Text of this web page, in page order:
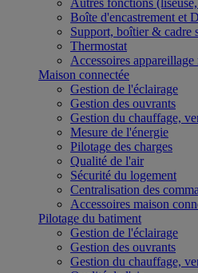
Autres fonctions
Boîte d'encastrement et
Support, boîtier & cadre
Thermostat
Accessoires
Maison connectée
Gestion de l'éclairage
Gestion des ouvrants
Gestion du chauffage,
Mesure de l'énergie
Pilotage des charges
Qualité de l'air
Sécurité du logement
Centralisation des
Accessoires maison
Pilotage du batiment
Gestion de l'éclairage
Gestion des ouvrants
Gestion du chauffage,